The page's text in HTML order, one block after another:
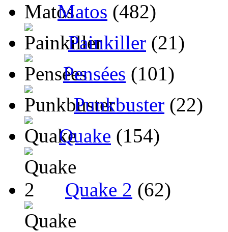
Matos (482)
Painkiller (21)
Pensées (101)
Punkbuster (22)
Quake (154)
Quake 2 (62)